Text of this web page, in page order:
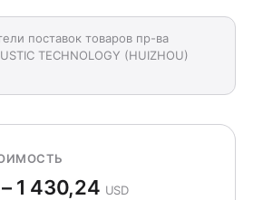
поставок товаров пр-ва
TECHNOLOGY (HUIZHOU)
1 430,24 USD